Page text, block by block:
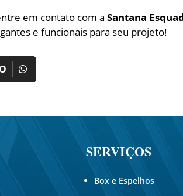
em contato com a Santana
e funcionais para seu projeto!
SERVIÇOS
Box e Espelhos